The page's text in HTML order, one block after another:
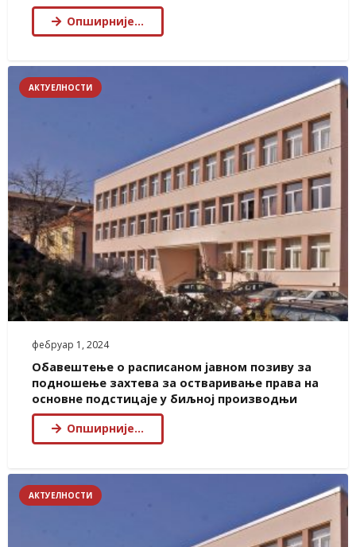
Опширније…
АКТУЕЛНОСТИ
фебруар 1, 2024
Обавештење о расписаном јавном позиву за
подношење захтева за остваривање права на
основне подстицаје у биљној производњи
Опширније…
АКТУЕЛНОСТИ